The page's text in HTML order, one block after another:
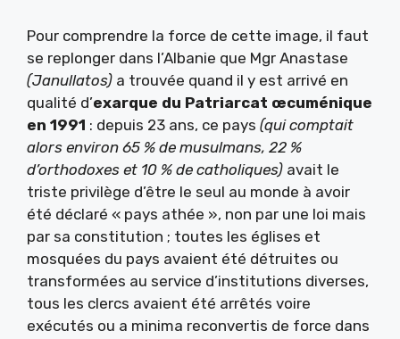
Pour comprendre la force de cette image, il faut
se replonger dans l’Albanie que Mgr Anastase
(Janullatos) a trouvée quand il y est arrivé en
qualité d’exarque du Patriarcat œcuménique
en 1991 : depuis 23 ans, ce pays (qui comptait
alors environ 65 % de musulmans, 22 %
d’orthodoxes et 10 % de catholiques) avait le
triste privilège d’être le seul au monde à avoir
été déclaré « pays athée », non par une loi mais
par sa constitution ; toutes les églises et
mosquées du pays avaient été détruites ou
transformées au service d’institutions diverses,
tous les clercs avaient été arrêtés voire
exécutés ou a minima reconvertis de force dans